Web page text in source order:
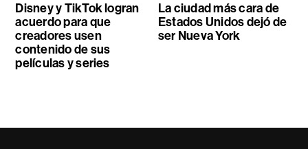
Disney y TikTok logran
acuerdo para que
creadores usen
contenido de sus
películas y series
La ciudad más cara de
Estados Unidos dejó de
ser Nueva York